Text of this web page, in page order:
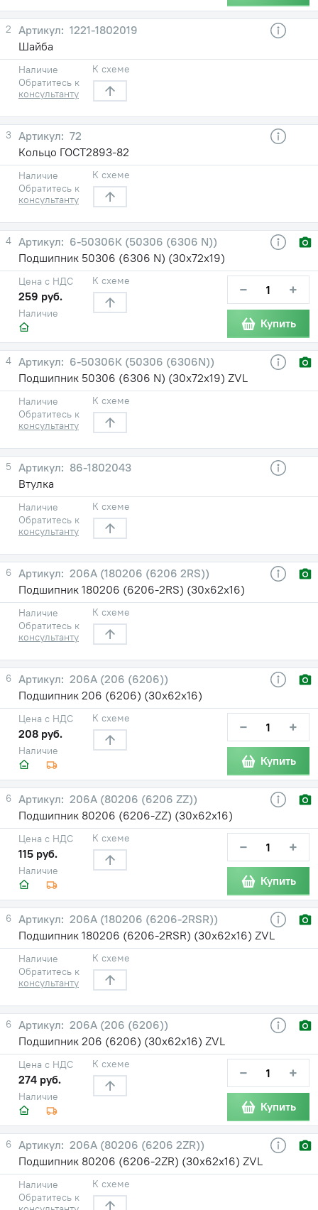
2
1221-1802019
Шайба
Наличие
Обратитесь к
консультанту
К схеме
3
72
Кольцо ГОСТ2893-82
Наличие
Обратитесь к
консультанту
К схеме
4
6-50306К (50306 (6306 N))
Подшипник 50306 (6306 N) (30х72х19)
Наличие
Цена с НДС
259 руб.
К схеме − +
Купить
4
6-50306К (50306 (6306N))
Подшипник 50306 (6306 N) (30х72х19) ZVL
Наличие
Обратитесь к
консультанту
К схеме
5
86-1802043
Втулка
Наличие
Обратитесь к
консультанту
К схеме
6
206А (180206 (6206 2RS))
Подшипник 180206 (6206-2RS) (30х62х16)
Наличие
Обратитесь к
консультанту
К схеме
6
206А (206 (6206))
Подшипник 206 (6206) (30х62х16)
Наличие
Цена с НДС
208 руб.
К схеме − +
Купить
6
206А (80206 (6206 ZZ))
Подшипник 80206 (6206-ZZ) (30х62х16)
Наличие
Цена с НДС
115 руб.
К схеме − +
Купить
6
206А (180206 (6206-2RSR))
Подшипник 180206 (6206-2RSR) (30х62х16) ZVL
Наличие
Обратитесь к
консультанту
К схеме
6
206А (206 (6206))
Подшипник 206 (6206) (30х62х16) ZVL
Наличие
Цена с НДС
274 руб.
К схеме − +
Купить
6
206А (80206 (6206 2ZR))
Подшипник 80206 (6206-2ZR) (30х62х16) ZVL
Наличие
Обратитесь к
К схеме